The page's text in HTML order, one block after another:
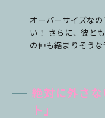
オーバーサイズな
い！ さらに、彼と
の仲も縮まりそう
絶対に外さ
ト」